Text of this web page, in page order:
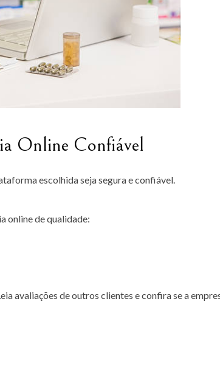
Online Confiável
escolhida seja segura e confiável.
online de qualidade:
avaliações de outros clientes e confira se a